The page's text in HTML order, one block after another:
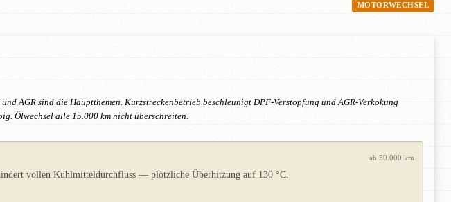
MOTORWECHSEL
AGR sind die Hauptthemen. Kurzstreckenbetrieb beschleunigt DPF-Verstopfung und AGR-Verkokung
Ölwechsel alle 15.000 km nicht überschreiten.
ab 50.000 km
vollen Kühlmitteldurchfluss — plötzliche Überhitzung auf 130 °C.